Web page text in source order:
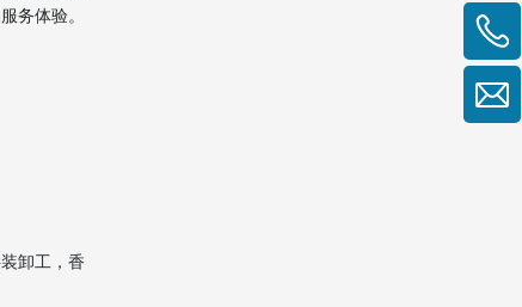
务体验。
卸工，香